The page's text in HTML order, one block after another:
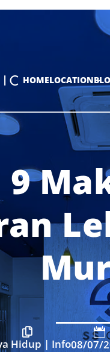
HOMELOCATION
9

Hidup | Info

08/07/